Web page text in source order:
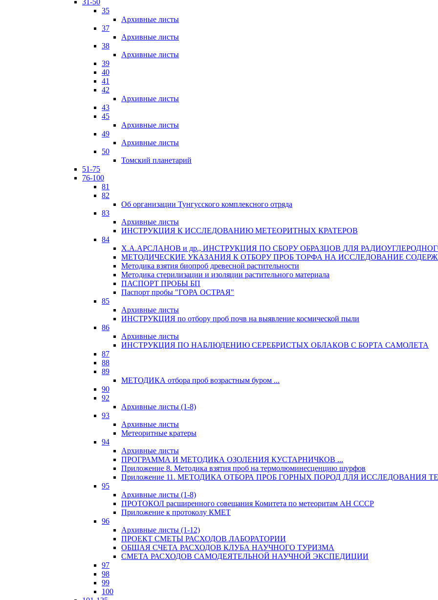
31-50
35
Архивные листы
37
Архивные листы
38
Архивные листы
39
40
41
42
Архивные листы
43
45
Архивные листы
49
Архивные листы
50
Томский планетарий
51-75
76-100
81
82
Об организации Тунгусского комплексного отряда
83
Архивные листы
ИНСТРУКЦИЯ К ИССЛЕДОВАНИЮ МЕТЕОРИТНЫХ КРАТЕРОВ
84
Х.А.АРСЛАНОВ и др., ИНСТРУКЦИЯ ПО СБОРУ ОБРАЗЦОВ ДЛЯ
МЕТОДИЧЕСКИЕ УКАЗАНИЯ К ОТБОРУ ПРОБ ТОРФА НА ИССЛЕДОВАНИЕ
Методика взятия биопроб древесной растительности
Методика стерилизации и изоляции растительного материала
ПАСПОРТ ПРОБЫ БП
Паспорт пробы "ГОРА ОСТРАЯ"
85
Архивные листы
ИНСТРУКЦИЯ по отбору проб почв на выявление космической пыли
86
Архивные листы
ИНСТРУКЦИЯ ПО НАБЛЮДЕНИЮ СЕРЕБРИСТЫХ ОБЛАКОВ С БОРТА САМОЛЕТА
87
88
89
МЕТОДИКА отбора проб возрастным буром ...
90
92
Архивные листы (1-8)
93
Архивные листы
Метеоритные кратеры
94
Архивные листы
ПРОГРАММА И МЕТОДИКА ОЗОЛЕНИЯ КУСТАРНИЧКОВ ...
Приложение 8. Методика взятия проб на термолюминесценцию шурфов
Приложение 11. МЕТОДИКА ОТБОРА ПРОБ ГОРНЫХ ПОРОД ДЛЯ
95
Архивные листы (1-8)
ПРОТОКОЛ расширенного совещания Комитета по метеоритам АН СССР
Приложение к протоколу КМЕТ
96
Архивные листы (1-12)
ПРОЕКТ СМЕТЫ РАСХОДОВ ЛАБОРАТОРИИ
ОБЩАЯ СЧЕТА РАСХОДОВ КЛУБА НАУЧНОГО ТУРИЗМА
СМЕТА РАСХОДОВ САМОДЕЯТЕЛЬНОЙ НАУЧНОЙ ЭКСПЕДИЦИИ
97
98
99
100